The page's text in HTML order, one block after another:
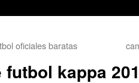
oficiales baratas
kappa